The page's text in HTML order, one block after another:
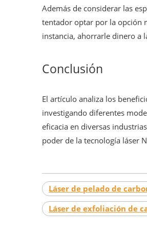
Además de considerar las
tentador optar por la opción
instancia, ahorrarle dinero a
Conclusión
El artículo analiza los
investigando diferentes
eficacia en diversas
poder de la tecnología láser
Láser de pelado de
Láser de exfoliación de